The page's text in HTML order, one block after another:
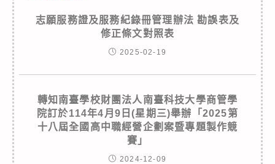
志願服務證及服務紀錄冊管理辦法 勘誤表及
修正條文對照表
2025-02-19
轉知南臺學校財團法人南臺科技大學商管學
院訂於114年4月9日(星期三)舉辦「2025第
十八屆全國高中職經營企劃案暨專題製作競
賽」
2024-12-09